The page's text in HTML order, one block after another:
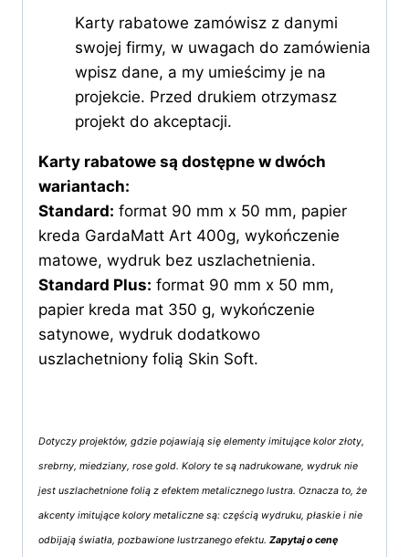
Karty rabatowe zamówisz z danymi
swojej firmy, w uwagach do zamówienia
wpisz dane, a my umieścimy je na
projekcie. Przed drukiem otrzymasz
projekt do akceptacji.
Karty rabatowe są dostępne w dwóch
wariantach:
Standard: format 90 mm x 50 mm, papier
kreda GardaMatt Art 400g, wykończenie
matowe, wydruk bez uszlachetnienia.
Standard Plus: format 90 mm x 50 mm,
papier kreda mat 350 g, wykończenie
satynowe, wydruk dodatkowo
uszlachetniony folią Skin Soft.
Dotyczy projektów, gdzie pojawiają się elementy imitujące kolor złoty,
srebrny, miedziany, rose gold. Kolory te są nadrukowane, wydruk nie
jest uszlachetnione folią z efektem metalicznego lustra. Oznacza to, że
akcenty imitujące kolory metaliczne są: częścią wydruku, płaskie i nie
odbijają światła, pozbawione lustrzanego efektu. Zapytaj o cenę